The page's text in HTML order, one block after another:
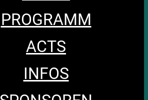
PROGRAMM
ACTS
INFOS